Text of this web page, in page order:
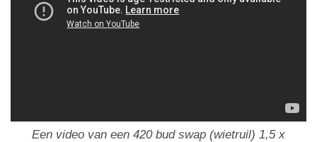
Een video van een 420 bud swap (wietruil) 1,5 x